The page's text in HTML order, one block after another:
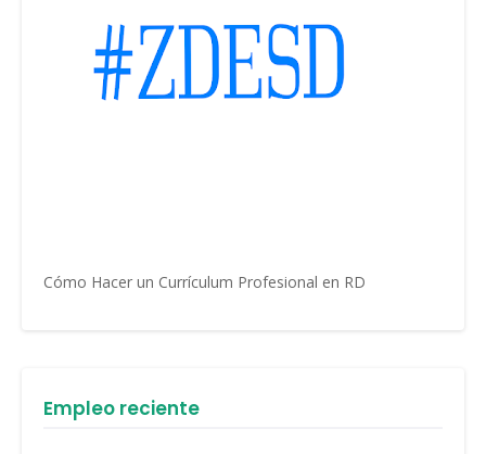
Cómo Hacer un Currículum Profesional en RD
Empleo reciente